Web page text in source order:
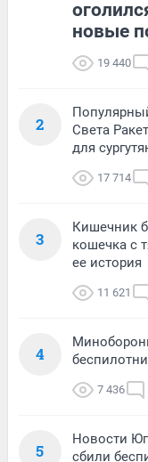
новые
19 440
2
Света
для
17 714
3
Кишечник
кошечка с
ее история
11 621
4
7 436
5
Новости
сбили